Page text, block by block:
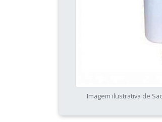
Imagem ilustrativa de